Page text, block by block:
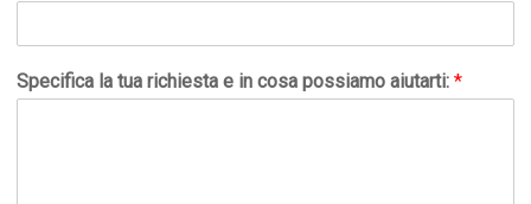
Specifica la tua richiesta e in cosa possiamo aiutarti:*